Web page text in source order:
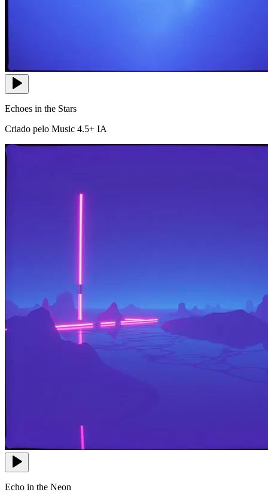
Echoes in the Stars
Criado pelo Music 4.5+ IA
Echo in the Neon